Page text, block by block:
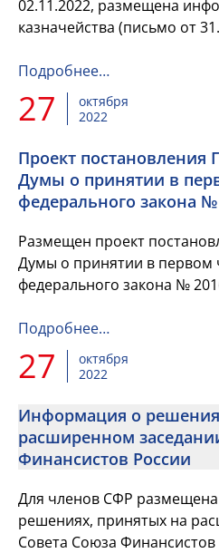
02.11.2022, размещена
казначейства (письмо от
Федерально...
Подробнее…
27
октября
2022
Проект постановления
Думы о принятии в
федерального закона №
Размещен проект
Думы о принятии в первом
федерального закона №
2025 годов» и об осн...
Подробнее…
27
октября
2022
Информация о
расширенном
Финансистов России
Для членов СФР
решениях, принятых на
Совета Союза